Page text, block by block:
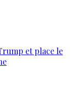
et place le